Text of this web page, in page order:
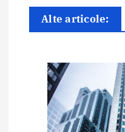
a
Alte articole: